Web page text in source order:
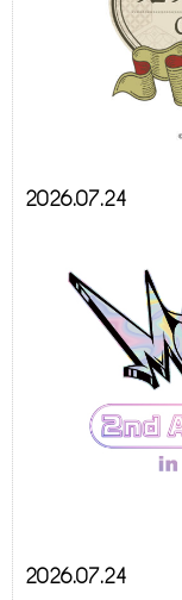
2026.07.24
2026.07.24